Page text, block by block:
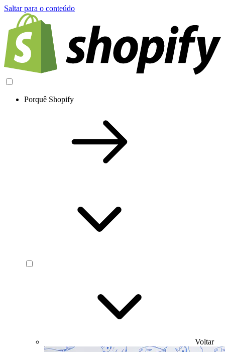
Saltar para o conteúdo
Porquê Shopify
Voltar